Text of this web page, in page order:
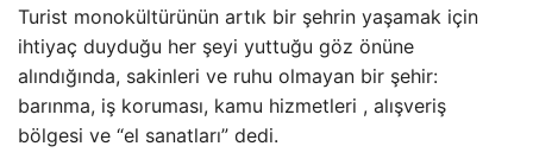
Turist monokültürünün artık bir şehrin yaşamak için
ihtiyaç duyduğu her şeyi yuttuğu göz önüne
alındığında, sakinleri ve ruhu olmayan bir şehir:
barınma, iş koruması, kamu hizmetleri , alışveriş
bölgesi ve “el sanatları” dedi.